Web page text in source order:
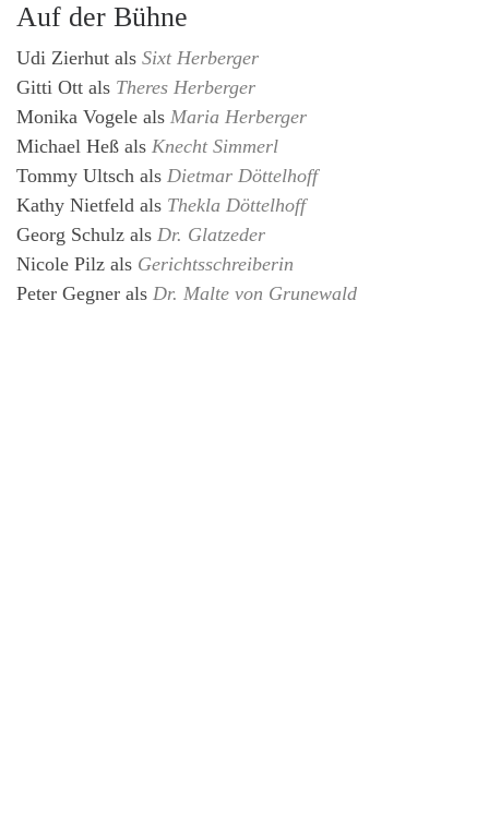
Auf der Bühne
Udi Zierhut als Sixt Herberger
Gitti Ott als Theres Herberger
Monika Vogele als Maria Herberger
Michael Heß als Knecht Simmerl
Tommy Ultsch als Dietmar Döttelhoff
Kathy Nietfeld als Thekla Döttelhoff
Georg Schulz als Dr. Glatzeder
Nicole Pilz als Gerichtsschreiberin
Peter Gegner als Dr. Malte von Grunewald